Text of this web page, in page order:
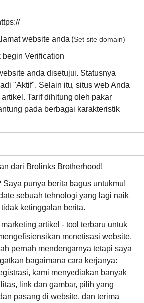
website anda (Set site domain)
Verification
anda disetujui. Statusnya
"Aktif". Selain itu, situs web Anda
Tarif dihitung oleh pakar
pada berbagai karakteristik
dari Brolinks Brotherhood!
Saya punya berita bagus untukmu!
sebuah tehnologi yang lagi naik
ketinggalan berita.
artikel - tool terbaru untuk
monetisasi website.
pernah mendengarnya tetapi saya
bagaimana cara kerjanya:
kami menyediakan banyak
link dan gambar, pilih yang
pasang di website, dan terima